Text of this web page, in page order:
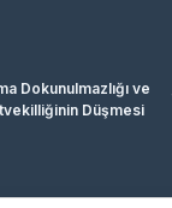
Dokunulmazlığı ve
Düşmesi